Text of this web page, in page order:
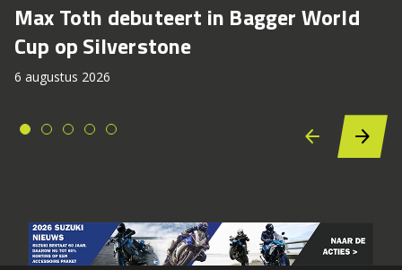
Max Toth debuteert in Bagger World
Cup op Silverstone
6 augustus 2026